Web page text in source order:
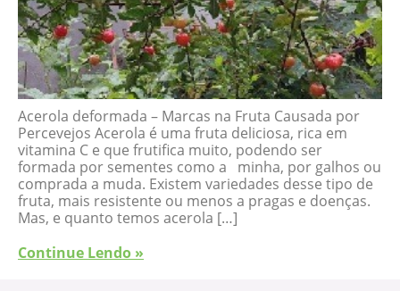
Acerola deformada – Marcas na Fruta Causada por
Percevejos Acerola é uma fruta deliciosa, rica em
vitamina C e que frutifica muito, podendo ser
formada por sementes como a minha, por galhos ou
comprada a muda. Existem variedades desse tipo de
fruta, mais resistente ou menos a pragas e doenças.
Mas, e quanto temos acerola […]
Continue Lendo »